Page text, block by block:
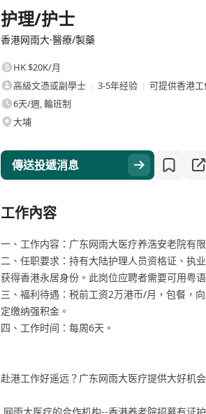
护理/护士
香港网雨大·醫療/製藥
HK $20K/月
高級文憑或副學士
3-5年经验
可提供香港
6天/週, 輪班制
大埔
傳送投遞消息
工作內容
一、工作内容：广东网雨大医疗养浩安老院有
二、任职要求：持有大陆护理人员资格证、执
获得香港永居身份。此岗位应聘者需要可用粤
三、福利待遇：税前工资2万港币/月，包餐，
定缴纳强积金。
四、工作时间：每周6天。
赴港工作好遥远？广东网雨大医疗提供大好机会